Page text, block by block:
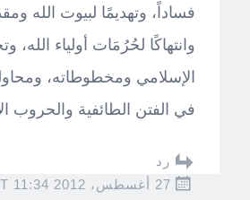
فساداً، وتهديمًا لبيوت الله
وانتهاكًا لحُرُمَات أولياء الله،
الإسلامي ومخطوطاته،
في الفتن الطائفية والحروب
رد
27 أغسطس، 2012 AT 11:34